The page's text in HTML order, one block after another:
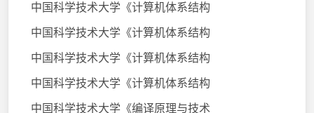
中国科学技术大学《计算机体系结构
中国科学技术大学《计算机体系结构
中国科学技术大学《计算机体系结构
中国科学技术大学《计算机体系结构
中国科学技术大学《编译原理与技术